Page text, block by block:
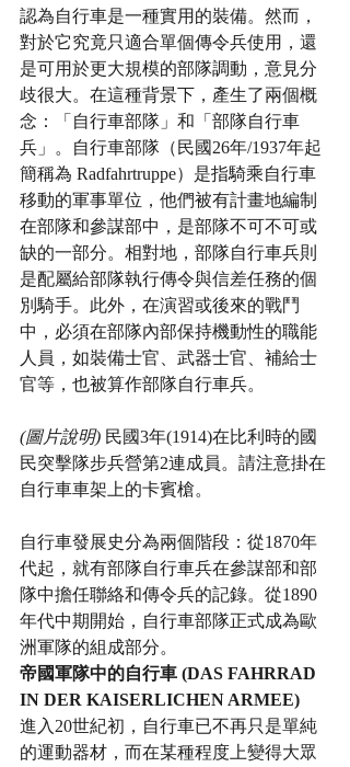
認為自行車是一種實用的裝備。然而，
對於它究竟只適合單個傳令兵使用，還
是可用於更大規模的部隊調動，意見分
歧很大。在這種背景下，產生了兩個概
念：「自行車部隊」和「部隊自行車
兵」。自行車部隊（民國26年/1937年起
簡稱為 Radfahrtruppe）是指騎乘自行車
移動的軍事單位，他們被有計畫地編制
在部隊和參謀部中，是部隊不可不可或
缺的一部分。相對地，部隊自行車兵則
是配屬給部隊執行傳令與信差任務的個
別騎手。此外，在演習或後來的戰鬥
中，必須在部隊內部保持機動性的職能
人員，如裝備士官、武器士官、補給士
官等，也被算作部隊自行車兵。
(圖片說明) 民國3年(1914)在比利時的國
民突擊隊步兵營第2連成員。請注意掛在
自行車車架上的卡賓槍。
自行車發展史分為兩個階段：從1870年
代起，就有部隊自行車兵在參謀部和部
隊中擔任聯絡和傳令兵的記錄。從1890
年代中期開始，自行車部隊正式成為歐
洲軍隊的組成部分。
帝國軍隊中的自行車 (DAS FAHRRAD
IN DER KAISERLICHEN ARMEE)
進入20世紀初，自行車已不再只是單純
的運動器材，而在某種程度上變得大眾